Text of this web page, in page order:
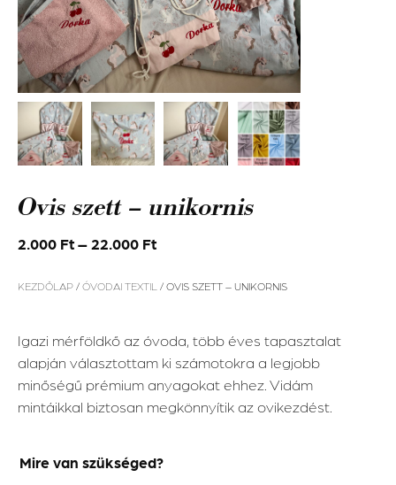
Ovis szett – unikornis
2.000 Ft – 22.000 Ft
KEZDŐLAP / ÓVODAI TEXTIL / OVIS SZETT – UNIKORNIS
Igazi mérföldkő az óvoda, több éves tapasztalat
alapján választottam ki számotokra a legjobb
minőségű prémium anyagokat ehhez. Vidám
mintáikkal biztosan megkönnyítik az ovikezdést.
Mire van szükséged?